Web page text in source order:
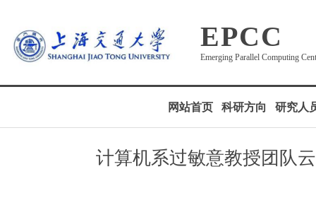
EPCC
Emerging Parallel Computing
网站首页 科研方向 研究人
计算机系过敏意教授团队